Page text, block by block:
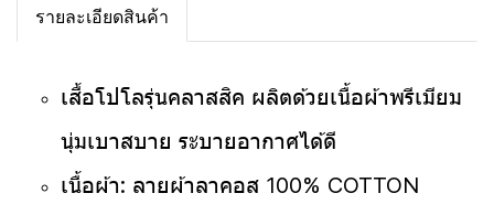
รายละเอียดสินค้า
เสื้อโปโลรุ่นคลาสสิค ผลิตด้วยเนื้อผ้าพรีเมียม
นุ่มเบาสบาย ระบายอากาศได้ดี
เนื้อผ้า: ลายผ้าลาคอส 100% COTTON